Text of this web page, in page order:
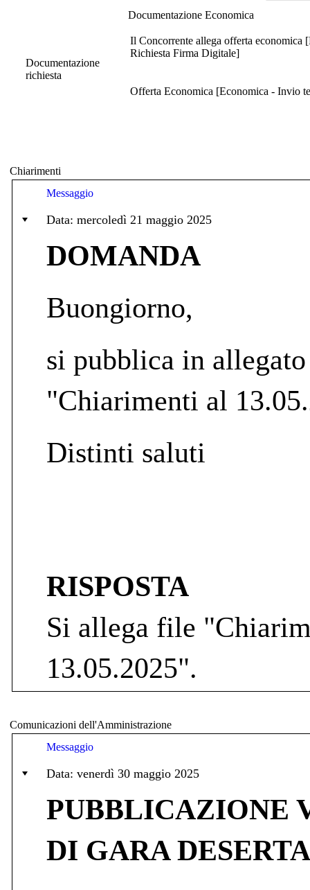
Documentazione Economica
Documentazione
richiesta
Il Concorrente allega offerta
Richiesta Firma Digitale]
Offerta Economica [Economica - Invio
Chiarimenti
Messaggio
Data: mercoledì 21 maggio 2025
DOMANDA
Buongiorno,
si pubblica in
"Chiarimenti al
Distinti saluti
RISPOSTA
Si allega file
13.05.2025".
Comunicazioni dell'Amministrazione
Messaggio
Data: venerdì 30 maggio 2025
PUBBLICAZIONE
DI GARA DESERTA